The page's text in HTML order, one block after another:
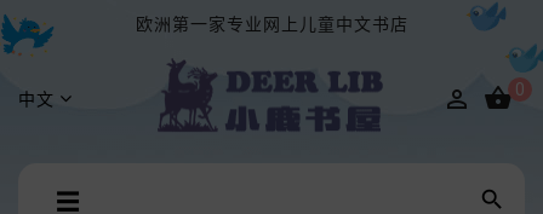
欧洲第一家专业网上儿童中文书店
中文  0
Toggle
☰ 